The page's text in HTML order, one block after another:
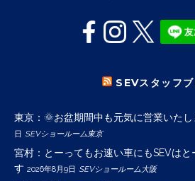
SEVスタッフ
東京：🌞お盆期間中も元気に営業いた
日 SEVショールーム東京
宮村：とーってもお速い車にもSEVはと
す 2026年8月9日 SEVショールーム大阪